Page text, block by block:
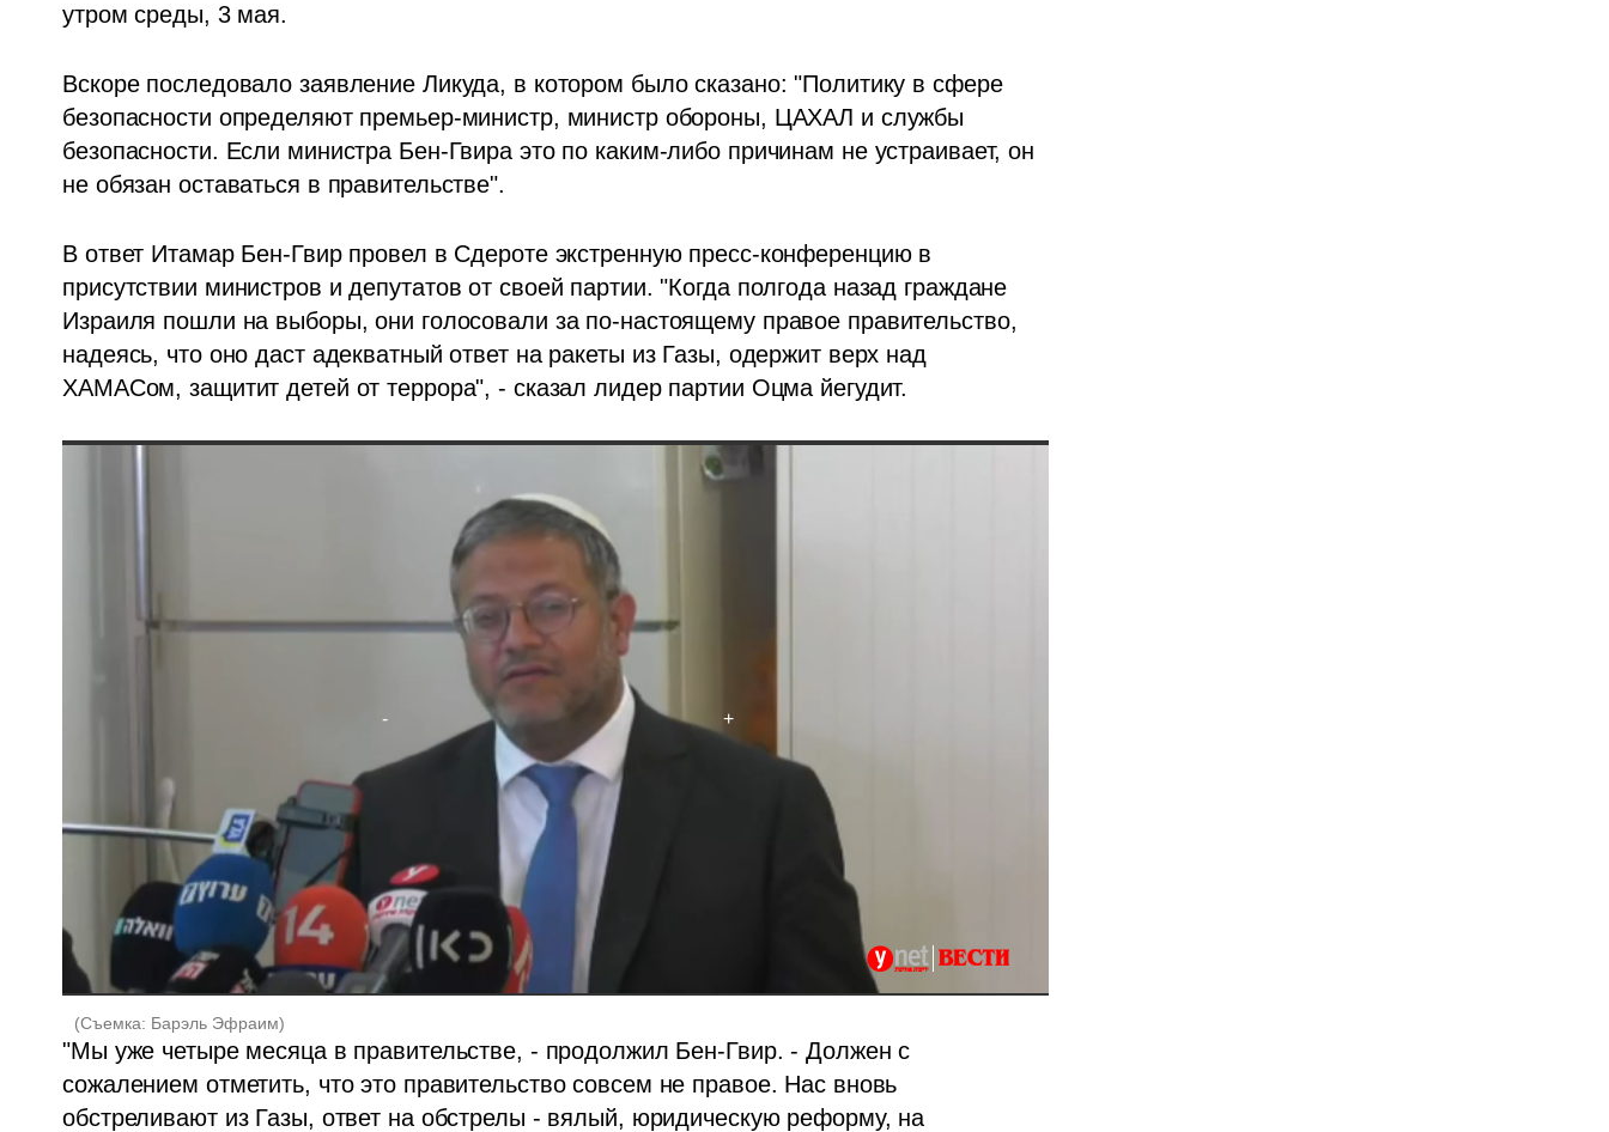
утром среды, 3 мая.
Вскоре последовало заявление Ликуда, в котором было сказано: "Политику в сфере
безопасности определяют премьер-министр, министр обороны, ЦАХАЛ и службы
безопасности. Если министра Бен-Гвира это по каким-либо причинам не устраивает, он
не обязан оставаться в правительстве".
В ответ Итамар Бен-Гвир провел в Сдероте экстренную пресс-конференцию в
присутствии министров и депутатов от своей партии. "Когда полгода назад граждане
Израиля пошли на выборы, они голосовали за по-настоящему правое правительство,
надеясь, что оно даст адекватный ответ на ракеты из Газы, одержит верх над
ХАМАСом, защитит детей от террора", - сказал лидер партии Оцма йегудит.
(Съемка: Барэль Эфраим)
"Мы уже четыре месяца в правительстве, - продолжил Бен-Гвир. - Должен с
сожалением отметить, что это правительство совсем не правое. Нас вновь
обстреливают из Газы, ответ на обстрелы - вялый, юридическую реформу, на